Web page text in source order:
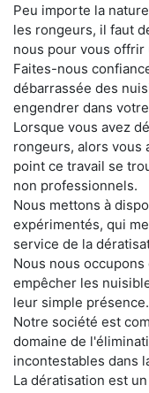
Peu importe la
les rongeurs, il faut
nous pour vous
Faites-nous
débarrassée des
engendrer dans
Lorsque vous avez
rongeurs, alors vous
point ce travail se
non professionnels.
Nous mettons à
expérimentés, qui
service de la
Nous nous
empêcher les
leur simple présence.
Notre société est
domaine de
incontestables dans
La dératisation est